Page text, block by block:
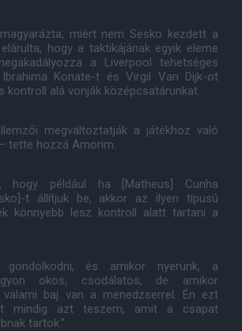
miért nem Sesko kezdett a
hogy a taktikájának egyik eleme
a Liverpool tehetséges
Ibrahima Konate-t és Virgil Van Dijk-ot
kontroll alá vonják középcsatárunkat.
megváltoztatják a játékhoz való
tette hozzá Amorim.
hogy például ha [Matheus] Cunha
t állítjuk be, akkor az ilyen típusú
könnyebb lesz kontroll alatt tartani a
gondolkodni, és amikor nyerünk, a
okos, csodálatos, de amikor
valami baj van a menedzserrel. Én ezt
mindig azt teszem, amit a csapat
tartok."